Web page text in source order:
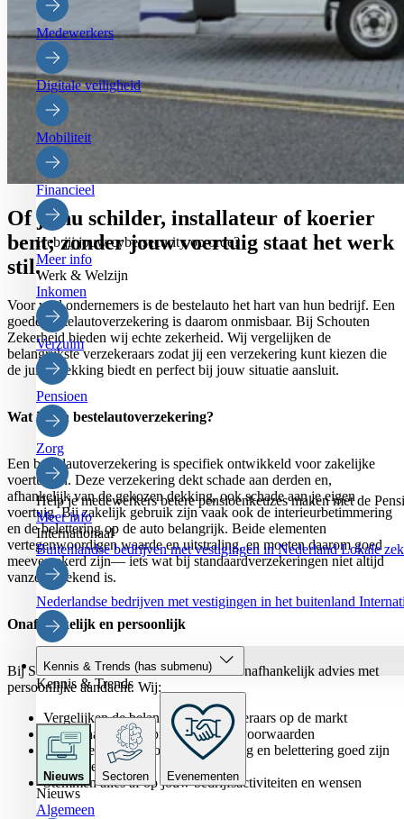
Medewerkers
Digitale veiligheid
Mobiliteit
Financieel
Heb jij jouw cybersecurity op orde?
Meer info
Werk & Welzijn
Inkomen
Verzuim
Pensioen
Zorg
Help je medewerkers betere pensioenkeuzes maken met de
Meer info
Internationaal
Buitenlandse bedrijven met vestigingen in NederlandLokale
Nederlandse bedrijven met vestigingen in het buitenland
Kennis & Trends (has submenu)
Kennis & Trends
Nieuws Sectoren Evenementen
Nieuws
Algemeen
Of je nu schilder, installateur of koerier
bent; zonder jouw voertuig staat het werk
stil.
Voor veel ondernemers is de bestelauto het hart van hun bedrijf. Een
goede bestelautoverzekering is daarom onmisbaar. Bij Schouten
Zekerheid bieden wij echte zekerheid. Wij vergelijken de
belangrijkste verzekeraars zodat jij een verzekering kunt kiezen die
de juiste dekking biedt en perfect bij jouw situatie aansluit.
Wat is een bestelautoverzekering?
Een bestelautoverzekering is specifiek ontwikkeld voor zakelijke
voertuigen. Deze verzekering dekt schade aan derden en,
afhankelijk van de gekozen dekking, ook schade aan je eigen
voertuig. Bij zakelijk gebruik zijn vaak ook de interieurbetimmering
en de belettering op de auto belangrijk. Beide elementen
vertegenwoordigen waarde en uitstraling, en moeten daarom goed
meeverzekerd zijn— iets wat bij standaardverzekeringen niet altijd
vanzelfsprekend is.
Onafhankelijk en persoonlijk
Bij Schouten Zekerheid combineren we onafhankelijk advies met
persoonlijke aandacht. Wij:
Vergelijken de belangrijkste verzekeraars op de markt
Kijken naar zowel premie als polisvoorwaarden
Zorgen ervoor dat jouw betimmering en belettering goed zijn
meeverzekerd
Stemmen alles af op jouw bedrijfsactiviteiten en wensen